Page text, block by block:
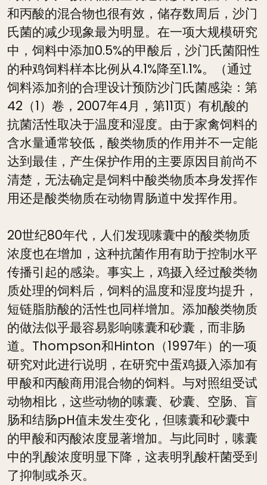
和丙酸的混合物也很有效，储存数周后，沙门
氏菌的减少现象最为明显。在一项大规模研究
中，饲料中添加0.5%的甲酸后，沙门氏菌阳性
的种鸡饲料样本比例从4.1%降至1.1%。（通过
饲料添加剂的合理设计预防沙门氏菌感染：第
42（1）卷，2007年4月，第11页）有机酸的
抗菌活性取决于温度和湿度。由于家禽饲料的
含水量通常较低，酸类物质的作用并不一定能
达到最佳，产生保护作用的主要原因目前尚不
清楚，无法确定是饲料中酸类物质本身发挥作
用还是酸类物质在动物胃肠道中发挥作用。
20世纪80年代，人们发现嗉囊中的酸类物质
浓度也在增加，这种抗菌作用有助于控制水平
传播引起的感染。事实上，鸡摄入经过酸类物
质处理的饲料后，饲料的温度和湿度均提升，
短链脂肪酸的活性也同样增加。添加酸类物质
的做法似乎最容易影响嗉囊和砂囊，而非肠
道。Thompson和Hinton（1997年）的一项
研究对此进行说明，在研究中蛋鸡摄入添加有
甲酸和丙酸商用混合物的饲料。与对照组受试
动物相比，这些动物的嗉囊、砂囊、空肠、盲
肠和结肠pH值未发生变化，但嗉囊和砂囊中
的甲酸和丙酸浓度显著增加。与此同时，嗉囊
中的乳酸浓度明显下降，这表明乳酸杆菌受到
了抑制或杀灭。